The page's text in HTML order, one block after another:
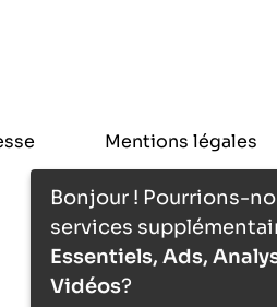
Mentions légales
Bonjour ! Pourrions-
services
Essentiels, Ads,
Vidéos?